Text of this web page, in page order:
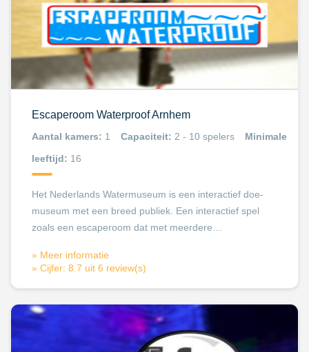
Escaperoom Waterproof Arnhem
Aantal kamers: 1 Capaciteit: 2 - 10 spelers
Minimale
leeftijd: 16
Het Nederlands Watermuseum is een interactief doe-
museum met een breed publiek. Een interactief spel
zoals een escaperoom dat met meerdere…
» Meer informatie
» Cijfer: 8.7 uit 6 review(s)